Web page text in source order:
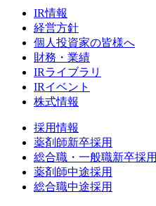
IR情報
経営方針
個人投資家の皆様へ
財務・業績
IRライブラリ
IRイベント
株式情報
採用情報
薬剤師新卒採用
総合職・一般職新卒採用
薬剤師中途採用
総合職中途採用